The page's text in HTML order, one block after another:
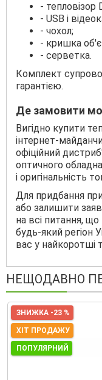
- тепловізор
- USB і
- чохол;
- кришка
- серветка.
Комплект
гарантією.
Де замовити
Вигідно купити
інтернет-
офіційний
оптичного
і оригінальність
Для придбання
або залишити
на всі питання, що
будь-який регіон
вас у найкоротші
НЕЩОДАВНО
ЗНИЖКА -23 %
ХІТ ПРОДАЖУ
ПОПУЛЯРНИЙ